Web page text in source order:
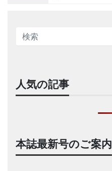
人気の記事
本誌最新号のご案内